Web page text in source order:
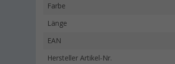
Farbe
Länge
EAN
Hersteller Artikel-Nr.